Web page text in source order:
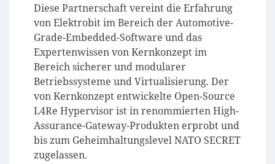
Diese Partnerschaft vereint die Erfahrung
von Elektrobit im Bereich der Automotive-
Grade-Embedded-Software und das
Expertenwissen von Kernkonzept im
Bereich sicherer und modularer
Betriebssysteme und Virtualisierung. Der
von Kernkonzept entwickelte Open-Source
L4Re Hypervisor ist in renommierten High-
Assurance-Gateway-Produkten erprobt und
bis zum Geheimhaltungslevel NATO SECRET
zugelassen.